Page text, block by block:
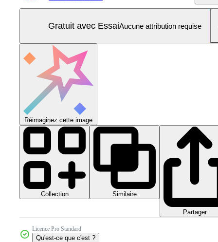
Gratuit avec EssaiAucune attribution requise
Réimaginez cette image
Collection Similaire
Partager
Licence Pro Standard
Qu'est-ce que c'est ?